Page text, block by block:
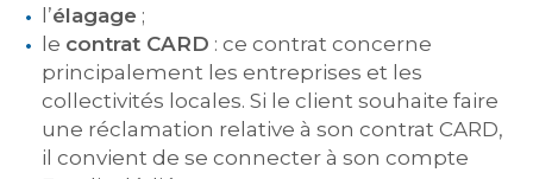
l’élagage ;
le contrat CARD : ce contrat concerne
principalement les entreprises et les
collectivités locales. Si le client souhaite faire
une réclamation relative à son contrat CARD,
il convient de se connecter à son compte